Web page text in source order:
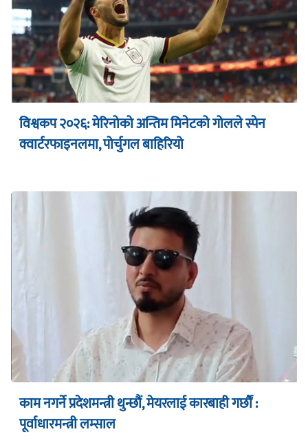
विश्वकप २०२६: मेरिनोको अन्तिम मिनेटको गोलले स्पेन
क्वार्टरफाइनलमा, पोर्चुगल बाहिरियो
काम नगर्ने प्रदेशमन्त्री थुन्छौं, मेयरलाई कारबाही गर्छौं :
पूर्वाधारमन्त्री लम्साल